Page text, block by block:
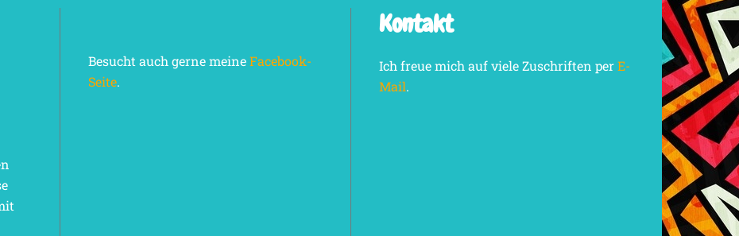
Besucht auch gerne meineFacebook-
Seite.
Kontakt
Ich freue mich auf viele Zuschriften perE-
Mail.